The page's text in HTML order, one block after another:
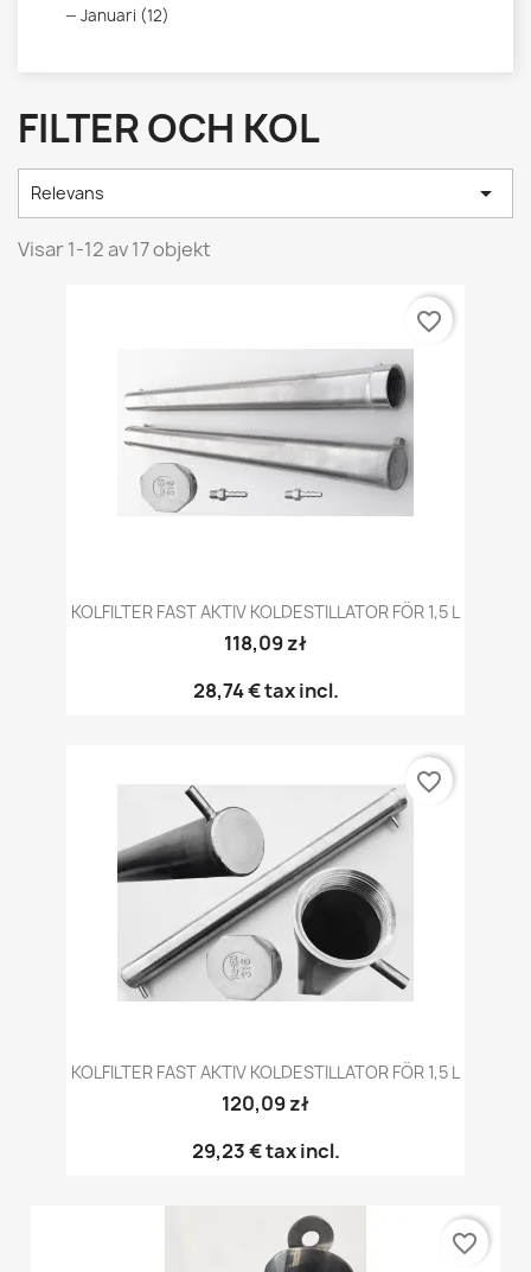
Januari (12)
FILTER OCH KOL
Relevans 
Visar 1-12 av 17 objekt
KOLFILTER FAST AKTIV KOLDESTILLATOR FÖR 1,5 L
118,09 zł
28,74 €tax incl.
favorite_border
KOLFILTER FAST AKTIV KOLDESTILLATOR FÖR 1,5 L
120,09 zł
29,23 €tax incl.
favorite_border
favorite_border